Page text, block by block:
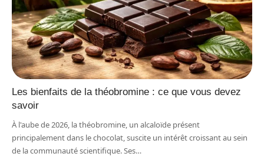
Les bienfaits de la théobromine : ce que vous devez
savoir
À l'aube de 2026, la théobromine, un alcaloïde présent
principalement dans le chocolat, suscite un intérêt croissant au sein
de la communauté scientifique. Ses…